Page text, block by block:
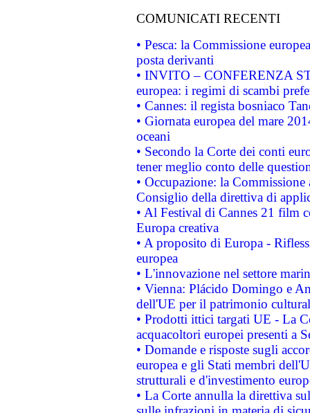
COMUNICATI RECENTI
• Pesca: la Commissione
posta derivanti
• INVITO – CONFERENZA
europea: i regimi di scambi
• Cannes: il regista bosniaco
• Giornata europea del mare
oceani
• Secondo la Corte dei conti
tener meglio conto delle
• Occupazione: la
Consiglio della direttiva di
• Al Festival di Cannes 21 film
Europa creativa
• A proposito di Europa -
europea
• L'innovazione nel settore
• Vienna: Plácido Domingo e
dell'UE per il patrimonio
• Prodotti ittici targati UE - La
acquacoltori europei presenti a
• Domande e risposte sugli
europea e gli Stati membri
strutturali e d'investimento
• La Corte annulla la direttiva